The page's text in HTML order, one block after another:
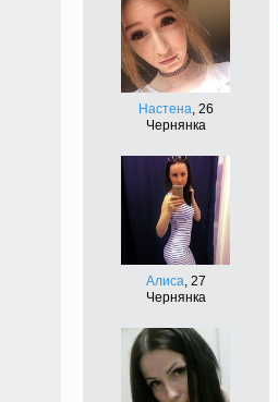
Настена, 26
Чернянка
Алиса, 27
Чернянка